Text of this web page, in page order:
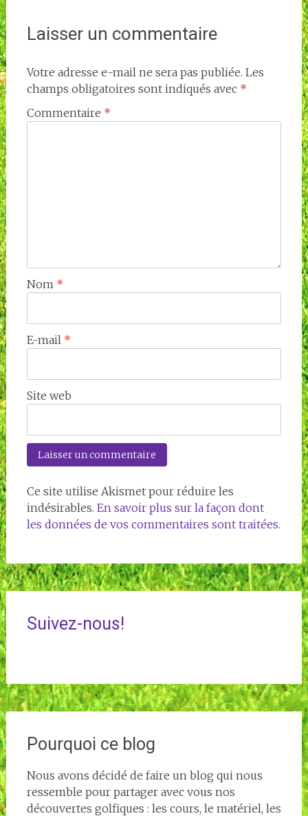
l'article
Laisser un commentaire
Votre adresse e-mail ne sera pas publiée. Les
champs obligatoires sont indiqués avec *
Commentaire *
Nom *
E-mail *
Site web
Ce site utilise Akismet pour réduire les
indésirables. En savoir plus sur la façon dont
les données de vos commentaires sont traitées.
Suivez-nous!
Pourquoi ce blog
Nous avons décidé de faire un blog qui nous
ressemble pour partager avec vous nos
découvertes golfiques : les cours, le matériel, les